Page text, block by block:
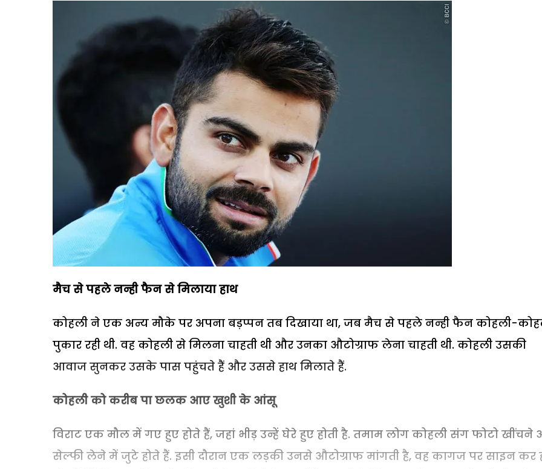
मैच से पहले नन्ही फैन से मिलाया हाथ
कोहली ने एक अन्य मौके पर अपना बड़प्पन तब दिखाया था, जब मैच से पहले नन्ही फैन कोहली-
पुकार रही थी. वह कोहली से मिलना चाहती थी और उनका औटोग्राफ लेना चाहती थी. कोहली उसकी
आवाज सुनकर उसके पास पहुंचते हैं और उससे हाथ मिलाते हैं.
कोहली को करीब पा छलक आए खुशी के आंसू
विराट एक मौल में गए हुए होते हैं, जहां भीड़ उन्हें घेरे हुए होती है. तमाम लोग कोहली संग फोटो खींचने
सेल्फी लेने में जुटे होते हैं. इसी दौरान एक लड़की उनसे औटोग्राफ मांगती है, वह कागज पर साइन कर